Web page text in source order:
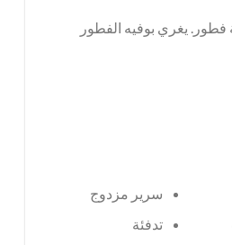
يغري بوفيه الفطور
سرير مزدوج
تدفئة